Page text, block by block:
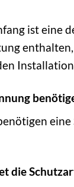
ist eine
die